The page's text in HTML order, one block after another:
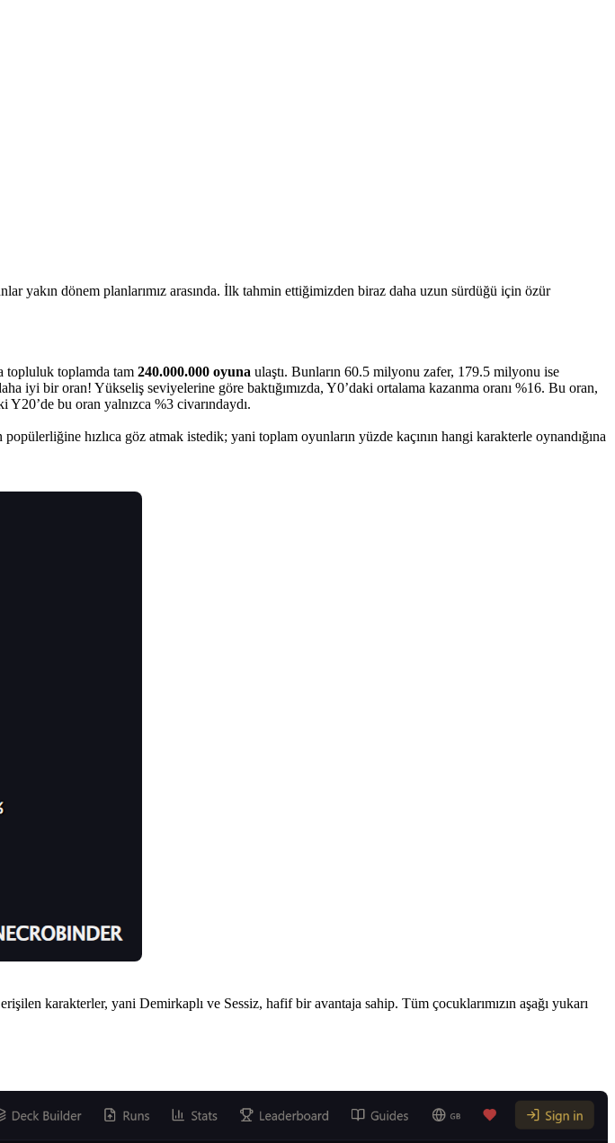
yakın dönem planlarımız arasında. İlk tahmin ettiğimizden biraz daha uzun sürdüğü için özür
topluluk toplamda tam 240.000.000 oyuna ulaştı. Bunların 60.5 milyonu zafer, 179.5 milyonu ise
iyi bir oran! Yükseliş seviyelerine göre baktığımızda, Y0’daki ortalama kazanma oranı %16. Bu oran,
Y20’de bu oran yalnızca %3 civarındaydı.
hızlıca göz atmak istedik; yani toplam oyunların yüzde kaçının hangi karakterle oynandığına
karakterler, yani Demirkaplı ve Sessiz, hafif bir avantaja sahip. Tüm çocuklarımızın aşağı yukarı